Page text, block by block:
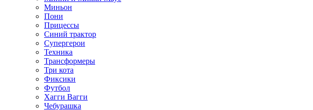
Миньон
Пони
Прицессы
Синий трактор
Супергерои
Техника
Трансформеры
Три кота
Фиксики
Футбол
Хагги Вагги
Чебурашка